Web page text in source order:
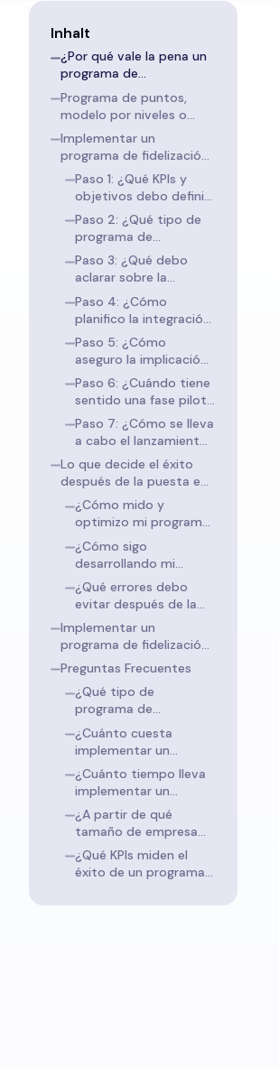
Inhalt
¿Por qué vale la pena un
programa de
fidelización? ROI,
aumento del CLV y datos
de primera parte en
resumen
Programa de puntos,
modelo por niveles o
suscripción: ¿Qué tipo se
adapta a su empresa?
Implementar un
programa de fidelización
en 7 pasos
Paso 1: ¿Qué KPIs y
objetivos debo definir
antes de implementar
el programa de
fidelización?
Paso 2: ¿Qué tipo de
programa de
fidelización y qué
mecánica se adaptan
Paso 3: ¿Qué debo
aclarar sobre la
estrategia de opt-in y
el RGPD antes del
lanzamiento?
Paso 4: ¿Cómo
planifico la integración
técnica de un
programa de
fidelización?
Paso 5: ¿Cómo
aseguro la implicación
del personal y el apoyo
interno para el
fidelización?
Paso 6: ¿Cuándo tiene
sentido una fase piloto
antes del lanzamiento
completo?
Paso 7: ¿Cómo se lleva
a cabo el lanzamiento
y la puesta en marcha
de un programa de
fidelización?
Lo que decide el éxito
después de la puesta en
marcha
¿Cómo mido y
optimizo mi programa
de fidelización después
de la puesta en
¿Cómo sigo
desarrollando mi
programa de
fidelización después
del lanzamiento?
¿Qué errores debo
evitar después de la
puesta en marcha?
Implementar un
programa de fidelización
con Convercus: ROI
rápido, 80 % de
identificación de clientes
Preguntas Frecuentes
¿Qué tipo de
programa de
fidelización es
adecuado para los
minoristas omnicanal?
¿Cuánto cuesta
implementar un
programa de
fidelización?
¿Cuánto tiempo lleva
implementar un
programa de
fidelización?
¿A partir de qué
tamaño de empresa
merece la pena un
programa de
fidelización propio?
¿Qué KPIs miden el
éxito de un programa